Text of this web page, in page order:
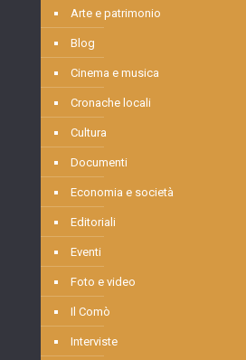
Arte e patrimonio
Blog
Cinema e musica
Cronache locali
Cultura
Documenti
Economia e società
Editoriali
Eventi
Foto e video
Il Comò
Interviste